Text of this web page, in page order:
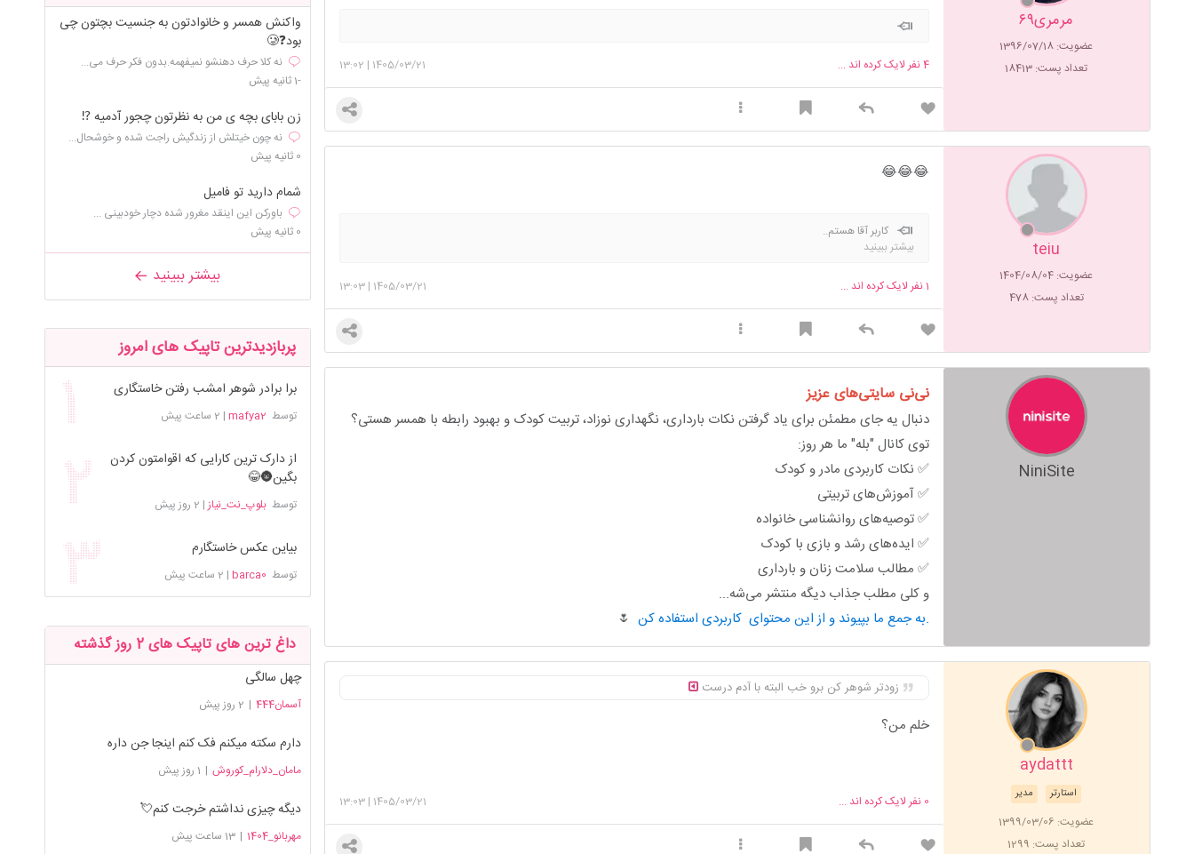
مرمری۶۹
عضویت: 1396/07/18
تعداد پست: 18413
1405/03/21
|
13:02 4نفر لایک کرده اند ...
teiu
عضویت: 1404/08/04
تعداد پست: 478
😂😂😂
کاربر آقا هستم..
بیشتر ببینید
1405/03/21
|
13:03 1نفر لایک کرده اند ...
NiniSite
نی‌نی سایتی‌های عزیز
دنبال یه جای مطمئن برای یاد گرفتن نکات بارداری، نگهداری نوزاد، تربیت کودک و بهبود رابطه با همسر هستی؟
توی کانال "بله" ما هر روز:
✅ نکات کاربردی مادر و کودک
✅ آموزش‌های تربیتی
✅ توصیه‌های روانشناسی خانواده
✅ ایده‌های رشد و بازی با کودک
✅ مطالب سلامت زنان و بارداری
و کلی مطلب جذاب دیگه منتشر می‌شه...
به جمع ما بپیوند و از این محتوای کاربردی استفاده کن.
🌷
aydattt
مدیر استارتر
عضویت: 1399/03/06
تعداد پست: 1299
زودتر شوهر کن برو خب البته با آدم درست
خلم من؟
1405/03/21
|
13:03 0 نفر لایک کرده اند ...
واکنش همسر و خانوادتون به جنسیت بچتون چی
بود❓🥲
نه کلا حرف دهنشو نمیفهمه.بدون فکر حرف می...
-1 ثانیه پیش
زن بابای بچه ی من به نظرتون چجور آدمیه ⁉️
نه چون خیتلش از زندگیش راجت شده و خوشحال...
0 ثانیه پیش
شمام دارید تو فامیل
باورکن این اینقد مغرور شده دچار خودبینی ...
0 ثانیه پیش
بیشتر ببینید
پربازدیدترین تاپیک های امروز
برا برادر شوهر امشب رفتن خاستگاری
توسط mafya2
| 2 ساعت پیش
از دارک ترین کارایی که اقوامتون کردن
بگین🌚😂
توسطبلوپ_نت_نیاز| 2 روز پیش
بیاین عکس خاستگارم
توسط barca0
| 2 ساعت پیش
داغ ترین های تاپیک های 2 روز گذشته
چهل سالگی
آسمان444 | 2 روز پیش
دارم سکته میکنم فک کنم اینجا جن داره
مامان_دلارام_کوروش | 1 روز پیش
دیگه چیزی نداشتم خرجت کنم💘
مهربانو_1404 | 13 ساعت پیش